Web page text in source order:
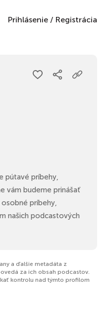
Prihlásenie / Registrácia
pútavé príbehy,
vám budeme prinášať
príbehy,
našich podcastových
a ďalšie metadáta z
za ich obsah podcastov.
kontrolu nad týmto profilom